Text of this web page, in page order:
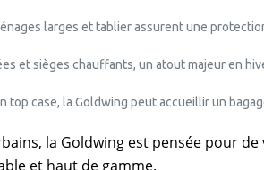
larges et tablier assurent une
et sièges chauffants, un atout majeur en
case, la Goldwing peut accueillir un
la Goldwing est pensée pour de
et haut de gamme.